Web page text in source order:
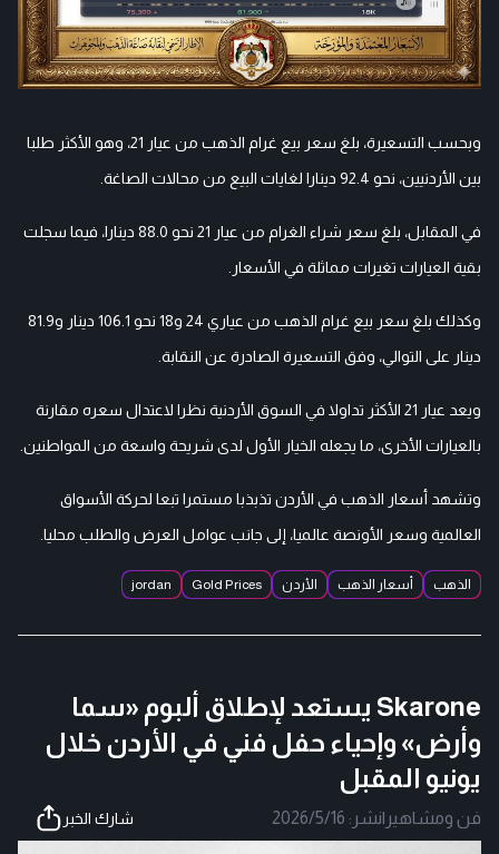
وبحسب التسعيرة، بلغ سعر بيع غرام الذهب من عيار 21، وهو الأكثر طلبا
بين الأردنيين، نحو 92.4 دينارا لغايات البيع من محالات الصاغة.
في المقابل، بلغ سعر شراء الغرام من عيار 21 نحو 88.0 دينارا، فيما سجلت
بقية العيارات تغيرات مماثلة في الأسعار.
وكذلك بلغ سعر بيع غرام الذهب من عياري 24 و18 نحو 106.1 دينار و81.9
دينار على التوالي، وفق التسعيرة الصادرة عن النقابة.
ويعد عيار 21 الأكثر تداولا في السوق الأردنية نظرا لاعتدال سعره مقارنة
بالعيارات الأخرى، ما يجعله الخيار الأول لدى شريحة واسعة من المواطنين.
وتشهد أسعار الذهب في الأردن تذبذبا مستمرا تبعا لحركة الأسواق
العالمية وسعر الأونصة عالميا، إلى جانب عوامل العرض والطلب محليا.
الذهب أسعار الذهب الأردن Gold Prices
jordan
Skarone يستعد لإطلاق ألبوم «سما
وأرض» وإحياء حفل فني في الأردن خلال
يونيو المقبل
فن ومشاهير |نشر: 2026/5/16 شارك الخبر